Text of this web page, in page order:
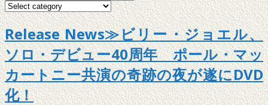
Release News≫ビリー・ジョエル、
ソロ・デビュー40周年 ポール・マッ
カートニー共演の奇跡の夜が遂にDVD
化！